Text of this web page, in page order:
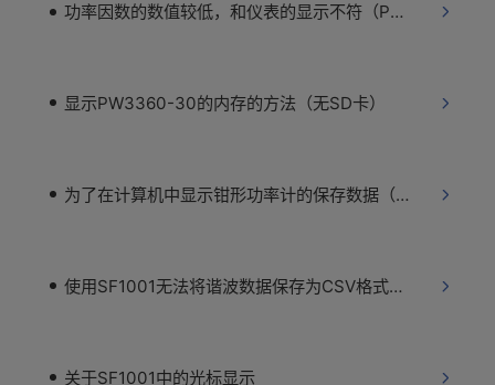
功率因数的数值较低，和仪表的显示不符（PW3360-30）
显示PW3360-30的内存的方法（无SD卡）
为了在计算机中显示钳形功率计的保存数据（PW3360-30/PW3365-30）
使用SF1001无法将谐波数据保存为CSV格式（PW3360-31）
关于SF1001中的光标显示